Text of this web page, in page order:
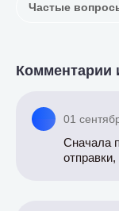
Частые
Комментарии
01
Сначала